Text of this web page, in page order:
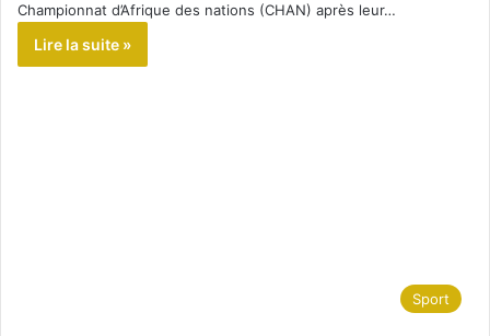
Championnat d’Afrique des nations (CHAN) après leur…
Lire la suite »
Sport